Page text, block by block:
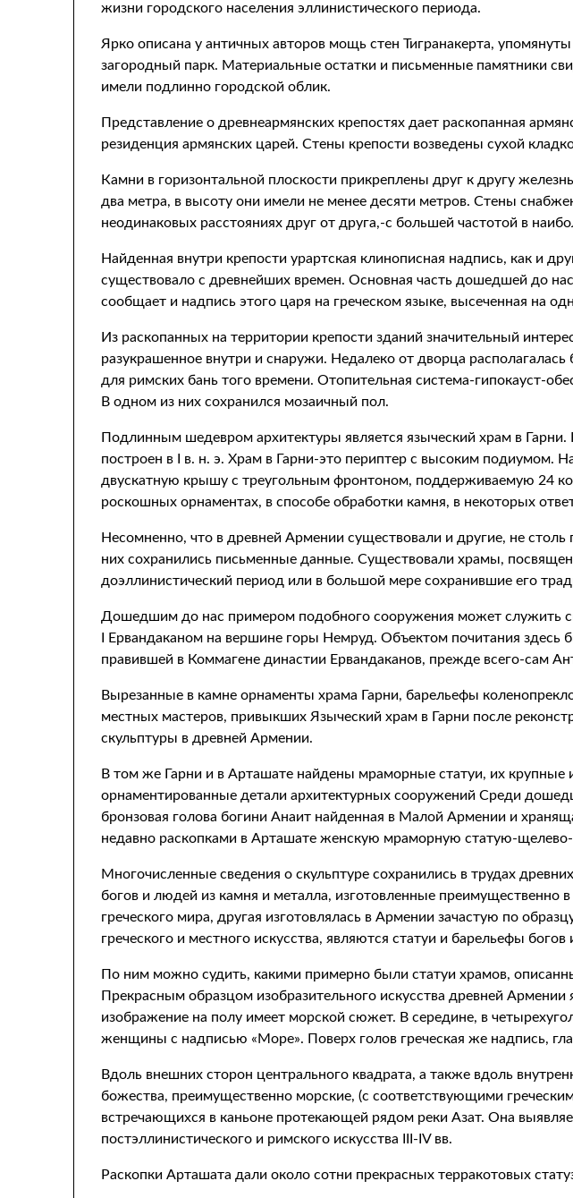
жизни городского населения эллинистического периода.
Ярко описана у античных авторов мощь стен Тигранакерта,
загородный парк. Материальные остатки и письменные памятники
имели подлинно городской облик.
Представление о древнеармянских крепостях дает раскопанная
резиденция армянских царей. Стены крепости возведены сухой
Камни в горизонтальной плоскости прикреплены друг к другу
два метра, в высоту они имели не менее десяти метров. Стены
неодинаковых расстояниях друг от друга,-с большей частотой в
Найденная внутри крепости урартская клинописная надпись, как и
существовало с древнейших времен. Основная часть дошедшей до
сообщает и надпись этого царя на греческом языке, высеченная на
Из раскопанных на территории крепости зданий значительный
разукрашенное внутри и снаружи. Недалеко от дворца
для римских бань того времени. Отопительная система-гипокауст-
В одном из них сохранился мозаичный пол.
Подлинным шедевром архитектуры является языческий храм в
построен в I в. н. э. Храм в Гарни-это периптер с высоким подиумом.
двускатную крышу с треугольным фронтоном, поддерживаемую 24
роскошных орнаментах, в способе обработки камня, в некоторых
Несомненно, что в древней Армении существовали и другие, не
них сохранились письменные данные. Существовали храмы,
доэллинистический период или в большой мере сохранившие его
Дошедшим до нас примером подобного сооружения может служить
I Ервандаканом на вершине горы Немруд. Объектом почитания
правившей в Коммагене династии Ервандаканов, прежде всего-сам
Вырезанные в камне орнаменты храма Гарни, барельефы
местных мастеров, привыкших Языческий храм в Гарни после
скульптуры в древней Армении.
В том же Гарни и в Арташате найдены мраморные статуи, их
орнаментированные детали архитектурных сооружений Среди
бронзовая голова богини Анаит найденная в Малой Армении и
недавно раскопками в Арташате женскую мраморную статую-щелево-
Многочисленные сведения о скульптуре сохранились в трудах
богов и людей из камня и металла, изготовленные преимущественно
греческого мира, другая изготовлялась в Армении зачастую по
греческого и местного искусства, являются статуи и барельефы
По ним можно судить, какими примерно были статуи храмов,
Прекрасным образцом изобразительного искусства древней
изображение на полу имеет морской сюжет. В середине, в
женщины с надписью «Море». Поверх голов греческая же надпись,
Вдоль внешних сторон центрального квадрата, а также вдоль
божества, преимущественно морские, (с соответствующими
встречающихся в каньоне протекающей рядом реки Азат. Она
постэллинистического и римского искусства III-IV вв.
Раскопки Арташата дали около сотни прекрасных терракотовых